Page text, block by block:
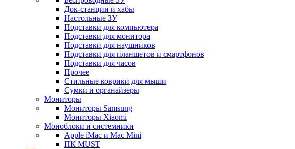
Док-станции и хабы
Настольные ЗУ
Подставки для компьютера
Подставки для монитора
Подставки для наушников
Подставки для планшетов и смартфонов
Подставки для часов
Прочее
Стильные коврики для мыши
Сумки и органайзеры
Мониторы
Мониторы Samsung
Мониторы Xiaomi
Моноблоки и системники
Apple iMac и Mac Mini
ПК MUST